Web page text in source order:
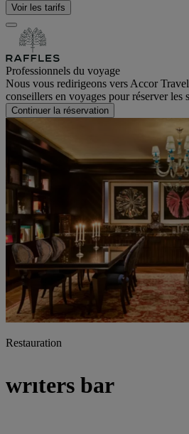
Voir les tarifs
Professionnels du voyage
Nous vous redirigeons vers Accor
conseillers en voyages pour réserver les
Continuer la réservation
Restauration
wrıters bar